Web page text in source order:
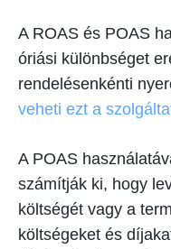
A ROAS és POAS
óriási különbséget
rendelésenkénti
veheti ezt a
A POAS
számítják ki, hogy
költségét vagy a
költségeket és